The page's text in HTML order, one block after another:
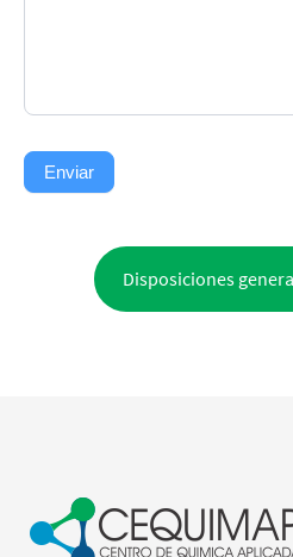
Enviar
Disposiciones